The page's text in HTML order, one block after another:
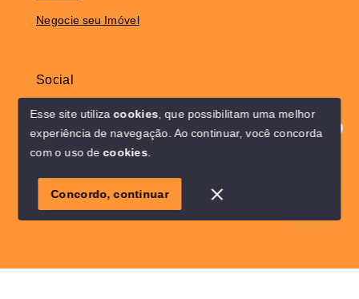
Olá! Estamos disponíveis para te ajudar.
Negocie seu Imóvel
Social
Esse site utilizacookies , que possibilitam uma melhor
experiência de navegação. Ao continuar, você concorda
com o uso decookies
Concordo, continuar